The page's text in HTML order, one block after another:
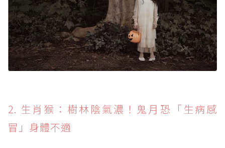
2. 生肖猴：樹林陰氣濃！鬼月恐「生病感
冒」身體不適